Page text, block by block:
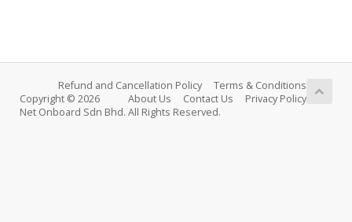
Terms & Conditions
Refund and Cancellation Policy
Privacy Policy
Contact Us
About Us
Copyright © 2026
Net Onboard Sdn Bhd. All Rights Reserved.